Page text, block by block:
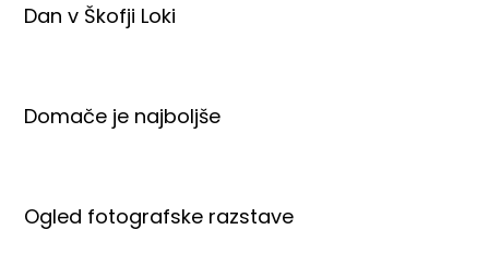
Dan v Škofji Loki
Domače je najboljše
Ogled fotografske razstave